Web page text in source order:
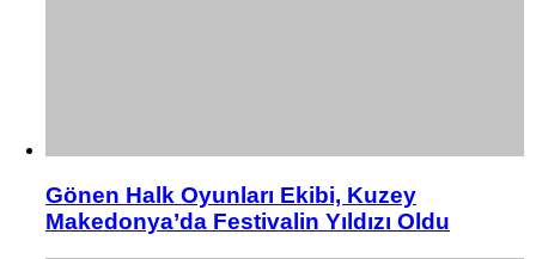
Gönen Halk Oyunları Ekibi, Kuzey
Makedonya’da Festivalin Yıldızı Oldu